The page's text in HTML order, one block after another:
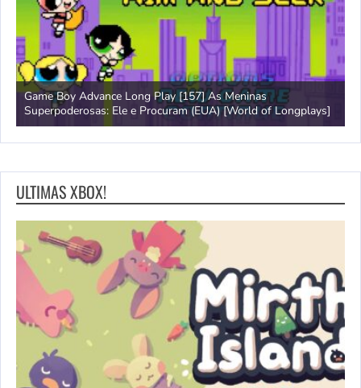
Game Boy Advance Long Play [157] As Meninas
Superpoderosas: Ele e Procuram (EUA) [World of Longplays]
ULTIMAS XBOX!